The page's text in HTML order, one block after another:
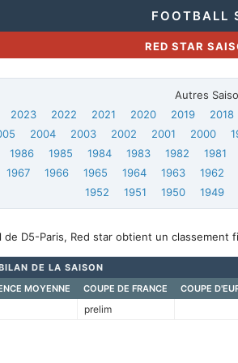
FOOTBALL
RED STAR
Autres
2023 2022 2021 2020 2019 2018
2004 2003 2002 2001 2000
1986 1985 1984 1983 1982 1981
1967 1966 1965 1964 1963 1962
1952
1951 1950 1949
D5-Paris, Red star obtient un classement
DE LA SAISON
MOYENNE COUPE DE FRANCE COUPE
prelim